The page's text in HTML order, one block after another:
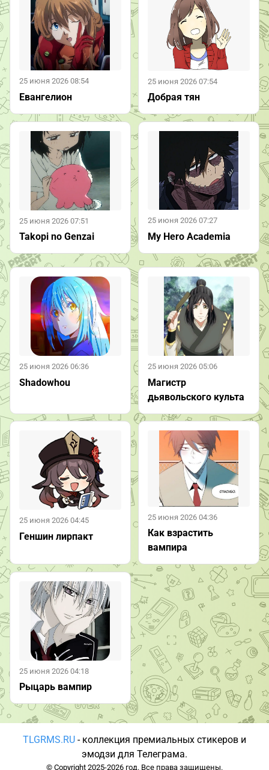
25 июня 2026 08:54
Евангелион
25 июня 2026 07:54
Добрая тян
25 июня 2026 07:51
Takopi no Genzai
25 июня 2026 07:27
My Hero Academia
25 июня 2026 06:36
Shadowhou
25 июня 2026 05:06
Магистр
дьявольского культа
25 июня 2026 04:45
Геншин лирпакт
25 июня 2026 04:36
Как взрастить
вампира
25 июня 2026 04:18
Рыцарь вампир
TLGRMS.RU - коллекция премиальных стикеров и
эмодзи для Телеграма.
© Copyright 2025-2026 год. Все права защищены.